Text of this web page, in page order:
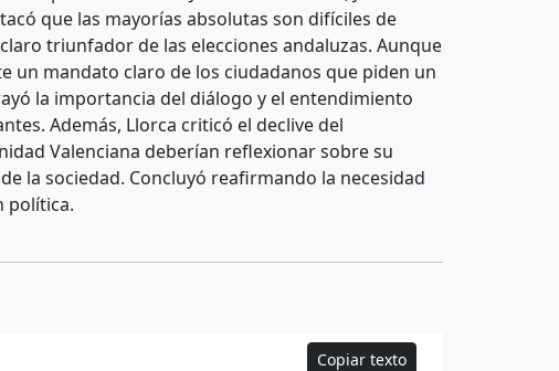
que las mayorías absolutas son difíciles de
triunfador de las elecciones andaluzas. Aunque
un mandato claro de los ciudadanos que piden un
la importancia del diálogo y el entendimiento
Además, Llorca criticó el declive del
Valenciana deberían reflexionar sobre su
la sociedad. Concluyó reafirmando la necesidad
política.
Copiar texto